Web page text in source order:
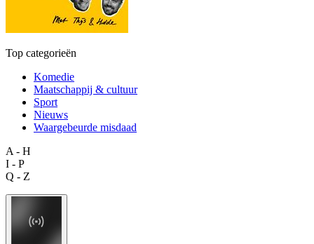
Top categorieën
Komedie
Maatschappij & cultuur
Sport
Nieuws
Waargebeurde misdaad
A - H
I - P
Q - Z